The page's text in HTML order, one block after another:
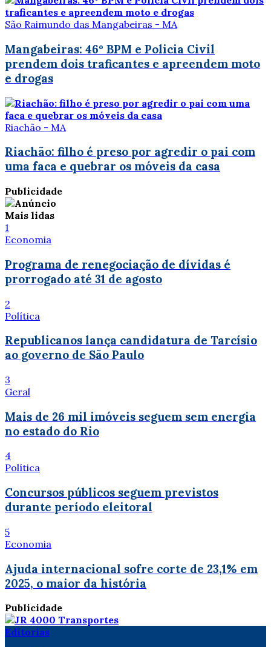
São Raimundo das Mangabeiras - MA
Mangabeiras: 46º BPM e Policia Civil
prendem dois traficantes e apreendem moto
e drogas
Riachão - MA
Riachão: filho é preso por agredir o pai com
uma faca e quebrar os móveis da casa
Publicidade
Mais lidas
1
Economia
Programa de renegociação de dívidas é
prorrogado até 31 de agosto
2
Política
Republicanos lança candidatura de Tarcísio
ao governo de São Paulo
3
Geral
Mais de 26 mil imóveis seguem sem energia
no estado do Rio
4
Política
Concursos públicos seguem previstos
durante período eleitoral
5
Economia
Ajuda internacional sofre corte de 23,1% em
2025, o maior da história
Publicidade
Editorias